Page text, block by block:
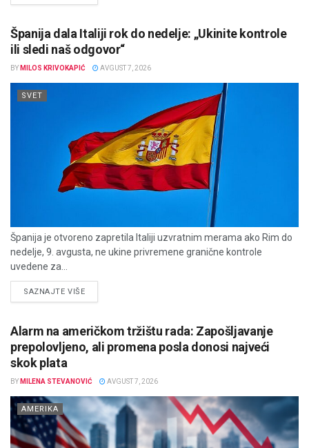
Španija dala Italiji rok do nedelje: „Ukinite kontrole
ili sledi naš odgovor“
BY MILOS KRIVOKAPIĆ AVGUST 7, 2026
SVET
Španija je otvoreno zapretila Italiji uzvratnim merama ako Rim do
nedelje, 9. avgusta, ne ukine privremene granične kontrole
uvedene za...
SAZNAJTE VIŠEDETAILS
Alarm na američkom tržištu rada: Zapošljavanje
prepolovljeno, ali promena posla donosi najveći
skok plata
BY MILENA STEVANOVIĆ AVGUST 7, 2026
AMERIKA